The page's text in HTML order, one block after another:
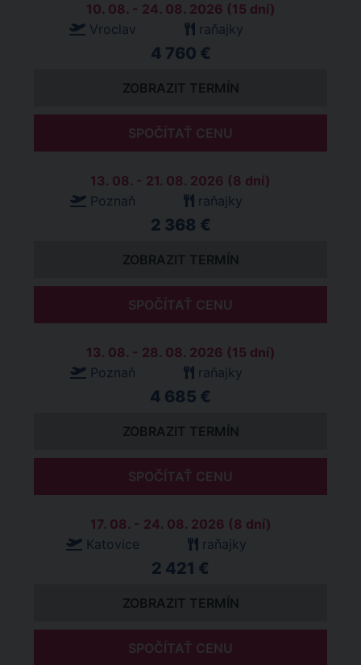
10. 08. - 24. 08. 2026 (15 dní)
Vroclav
raňajky
4 760 €
ZOBRAZIT TERMÍN
SPOČÍTAŤ CENU
13. 08. - 21. 08. 2026 (8 dní)
Poznaň
raňajky
2 368 €
ZOBRAZIT TERMÍN
SPOČÍTAŤ CENU
13. 08. - 28. 08. 2026 (15 dní)
Poznaň
raňajky
4 685 €
ZOBRAZIT TERMÍN
SPOČÍTAŤ CENU
17. 08. - 24. 08. 2026 (8 dní)
Katovice
raňajky
2 421 €
ZOBRAZIT TERMÍN
SPOČÍTAŤ CENU